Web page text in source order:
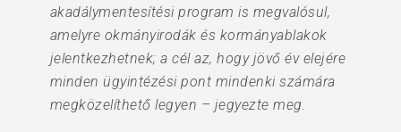
akadálymentesítési program is megvalósul,
amelyre okmányirodák és kormányablakok
jelentkezhetnek; a cél az, hogy jövő év elejére
minden ügyintézési pont mindenki számára
megközelíthető legyen – jegyezte meg.